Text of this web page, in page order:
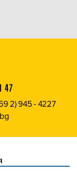
47
2) 945 - 4227